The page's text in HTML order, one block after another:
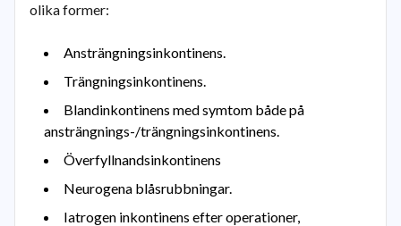
olika former:
Ansträngningsinkontinens.
Trängningsinkontinens.
Blandinkontinens med symtom både på
ansträngnings-/trängningsinkontinens.
Överfyllnandsinkontinens
Neurogena blåsrubbningar.
Iatrogen inkontinens efter operationer,